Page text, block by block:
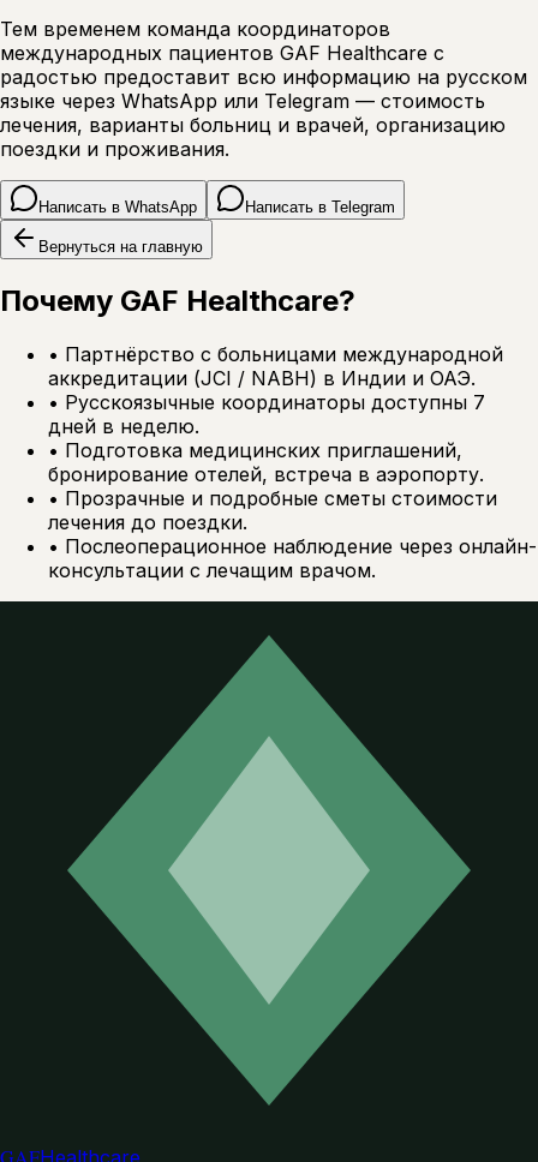
Тем временем команда координаторов
международных пациентов GAF Healthcare с
радостью предоставит всю информацию на русском
языке через WhatsApp или Telegram — стоимость
лечения, варианты больниц и врачей, организацию
поездки и проживания.
Написать в WhatsApp Написать в Telegram
Вернуться на главную
Почему GAF Healthcare?
• Партнёрство с больницами международной
аккредитации (JCI / NABH) в Индии и ОАЭ.
• Русскоязычные координаторы доступны 7
дней в неделю.
• Подготовка медицинских приглашений,
бронирование отелей, встреча в аэропорту.
• Прозрачные и подробные сметы стоимости
лечения до поездки.
• Послеоперационное наблюдение через онлайн-
консультации с лечащим врачом.
GAFHealthcare